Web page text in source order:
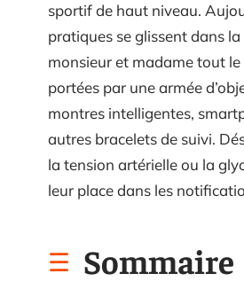
sportif de haut niveau.
pratiques se glissent dans
monsieur et madame tout le
portées par une armée
montres intelligentes,
autres bracelets de suivi.
la tension artérielle ou la
leur place dans les
Sommaire